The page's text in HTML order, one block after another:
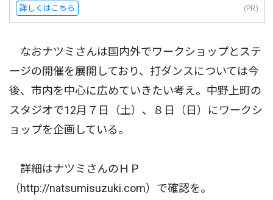
詳しくはこちら (PR)
なおナツミさんは国内外でワークショップとステ
ージの開催を展開しており、打ダンスについては今
後、市内を中心に広めていきたい考え。中野上町の
スタジオで12月７日（土）、８日（日）にワークシ
ョップを企画している。
詳細はナツミさんのＨＰ
（http://natsumisuzuki.com）で確認を。